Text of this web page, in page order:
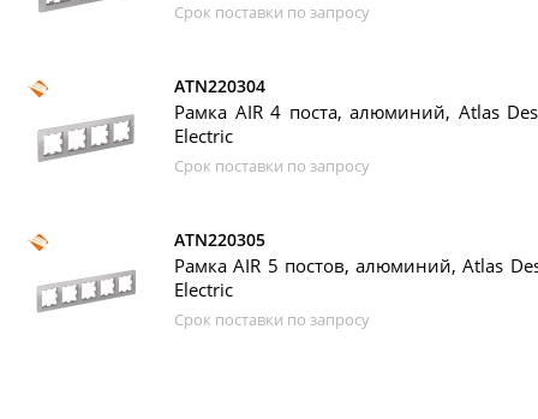
Срок поставки по запросу
ATN220304
Рамка AIR 4 поста, алюминий, Atlas
Electric
Срок поставки по запросу
ATN220305
Рамка AIR 5 постов, алюминий, Atlas
Electric
Срок поставки по запросу